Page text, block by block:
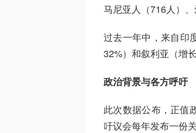
马尼亚人（716人）
过去一年中，来自印
32%）和叙利亚（增
政治背景与各方呼吁
此次数据公布，正值
吁议会每年发布一份